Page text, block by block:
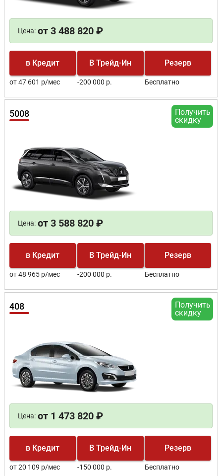
Цена: от 3 488 820 ₽
в Кредит
от 47 601 р/мес
В Трейд-Ин
-200 000 р.
Резерв
Бесплатно
Получить
скидку
5008
Цена: от 3 588 820 ₽
в Кредит
от 48 965 р/мес
В Трейд-Ин
-200 000 р.
Резерв
Бесплатно
Получить
скидку
408
Цена: от 1 473 820 ₽
в Кредит
от 20 109 р/мес
В Трейд-Ин
-150 000 р.
Резерв
Бесплатно